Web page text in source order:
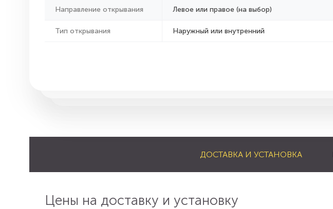
Направление открывания Левое или правое (на выбор)
Тип открывания Наружный или внутренний
ДОСТАВКА И УСТАНОВКА
Цены на доставку и установку